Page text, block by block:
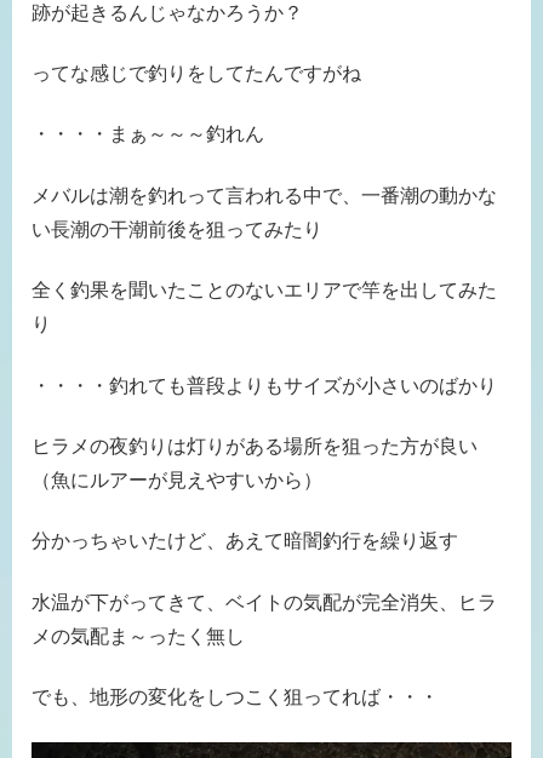
跡が起きるんじゃなかろうか？
ってな感じで釣りをしてたんですがね
・・・・まぁ～～～釣れん
メバルは潮を釣れって言われる中で、一番潮の動かな
い長潮の干潮前後を狙ってみたり
全く釣果を聞いたことのないエリアで竿を出してみた
り
・・・・釣れても普段よりもサイズが小さいのばかり
ヒラメの夜釣りは灯りがある場所を狙った方が良い
（魚にルアーが見えやすいから）
分かっちゃいたけど、あえて暗闇釣行を繰り返す
水温が下がってきて、ベイトの気配が完全消失、ヒラ
メの気配ま～ったく無し
でも、地形の変化をしつこく狙ってれば・・・